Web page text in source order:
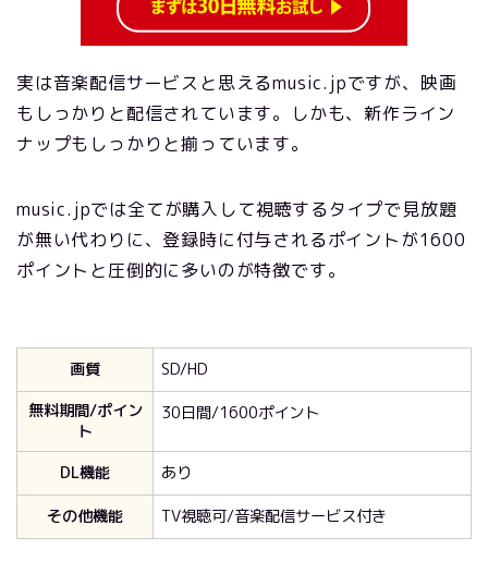
実は音楽配信サービスと思えるmusic.jpですが、映画
もしっかりと配信されています。しかも、新作ライン
ナップもしっかりと揃っています。
music.jpでは全てが購入して視聴するタイプで見放題
が無い代わりに、登録時に付与されるポイントが1600
ポイントと圧倒的に多いのが特徴です。
画質
SD/HD
無料期間/ポイン
ト
30日間/1600ポイント
DL機能
あり
その他機能
TV視聴可/音楽配信サービス付き